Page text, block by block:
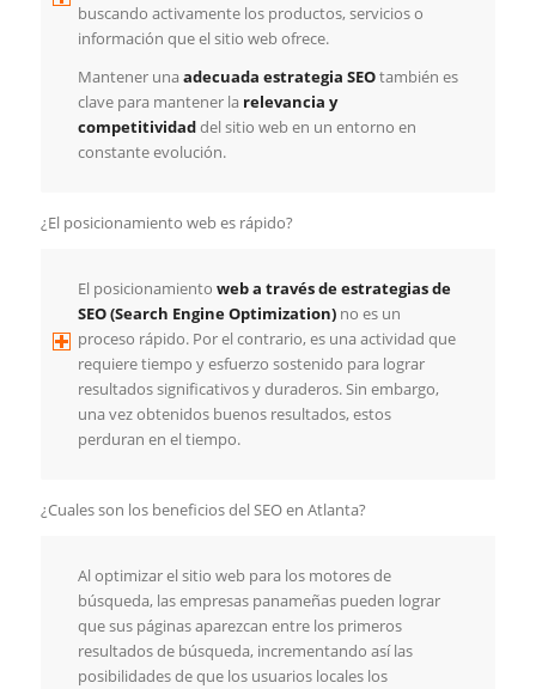
buscando activamente los productos, servicios o
información que el sitio web ofrece.
Mantener una adecuada estrategia SEOtambién es
clave para mantener la relevancia y
competitividaddel sitio web en un entorno en
constante evolución.
¿El posicionamiento web es rápido?
El posicionamiento web a través de estrategias de
SEO (Search Engine Optimization)no es un
proceso rápido. Por el contrario, es una actividad que
requiere tiempo y esfuerzo sostenido para lograr
resultados significativos y duraderos. Sin embargo,
una vez obtenidos buenos resultados, estos
perduran en el tiempo.
¿Cuales son los beneficios del SEO en Atlanta?
Al optimizar el sitio web para los motores de
búsqueda, las empresas panameñas pueden lograr
que sus páginas aparezcan entre los primeros
resultados de búsqueda, incrementando así las
posibilidades de que los usuarios locales los